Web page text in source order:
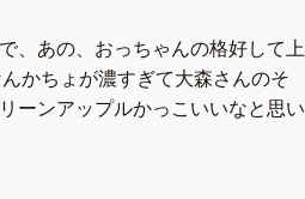
、あの、おっちゃんの格好して上
かちょが濃すぎて大森さんのそ
ーンアップルかっこいいなと思い